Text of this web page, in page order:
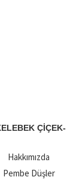
ÇIÇEK-
Hakkımızda
Pembe Düşler